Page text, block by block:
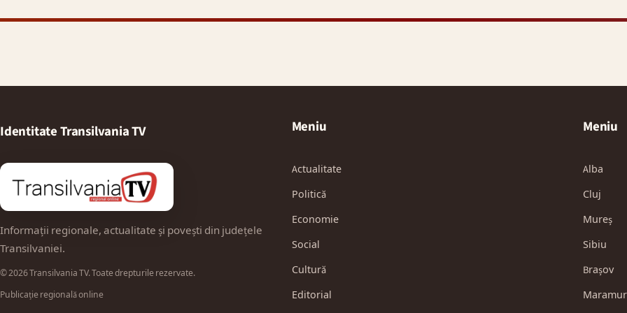
Identitate Transilvania TV
Informații regionale, actualitate și povești din județele
Transilvaniei.
© 2026 Transilvania TV. Toate drepturile rezervate.
Publicație regională online
Meniu
Actualitate
Politică
Economie
Social
Cultură
Editorial
Meniu
Alba
Cluj
Mureș
Sibiu
Brașov